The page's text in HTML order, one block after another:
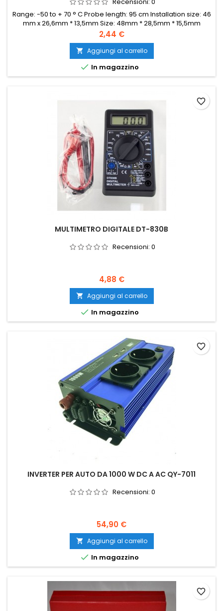
Range: -50 to + 70 ° C Probe length: 95 cm Installation size: 46
mm x 26,6mm * 13,5mm Size: 48mm * 28,5mm * 15,5mm
Display size: 35mm * 16mm Accuracy ± 1 C ° Battery: 2 x LR44
Prezzo
2,44 €
 Aggiungi al carrello
 In magazzino
MULTIMETRO DIGITALE DT-830B
Recensioni: 0
Prezzo
4,88 €
 Aggiungi al carrello
 In magazzino
favorite_border
INVERTER PER AUTO DA 1000 W DC A AC QY-7011
Recensioni: 0
Prezzo
54,90 €
 Aggiungi al carrello
 In magazzino
favorite_border
favorite_border